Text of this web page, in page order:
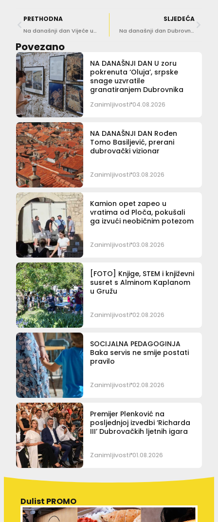
PRETHODNA
Na današnji dan Vijeće umoljenih zaključilo je jednu važnu odluku
SLJEDEĆA
Na današnji dan Dubrovnik je postao prvi hrvatski olimpijski grad
Povezano
NA DANAŠNJI DAN U zoru
pokrenuta ‘Oluja’, srpske
snage uzvratile
granatiranjem Dubrovnika
Zanimljivosti 04.08.2026
NA DANAŠNJI DAN Rođen
Tomo Basiljević, prerani
dubrovački vizionar
Zanimljivosti 03.08.2026
Kamion opet zapeo u
vratima od Ploča, pokušali
ga izvući neobičnim potezom
Zanimljivosti 03.08.2026
[FOTO] Knjige, STEM i književni
susret s Alminom Kaplanom
u Gružu
Zanimljivosti 02.08.2026
SOCIJALNA PEDAGOGINJA
Baka servis ne smije postati
pravilo
Zanimljivosti 02.08.2026
Premijer Plenković na
posljednjoj izvedbi ‘Richarda
III’ Dubrovačkih ljetnih igara
Zanimljivosti 01.08.2026
Dulist PROMO